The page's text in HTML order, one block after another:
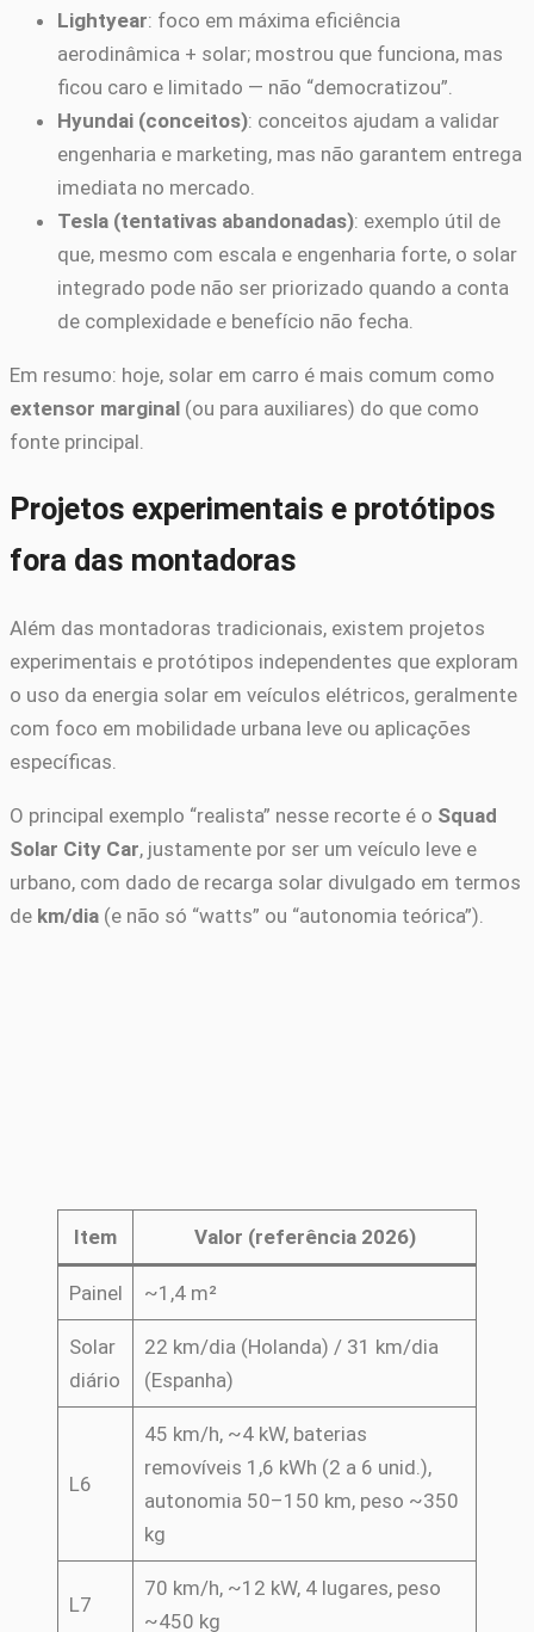
Lightyear: foco em máxima eficiência
aerodinâmica + solar; mostrou que funciona, mas
ficou caro e limitado — não “democratizou”.
Hyundai (conceitos): conceitos ajudam a validar
engenharia e marketing, mas não garantem entrega
imediata no mercado.
Tesla (tentativas abandonadas): exemplo útil de
que, mesmo com escala e engenharia forte, o solar
integrado pode não ser priorizado quando a conta
de complexidade e benefício não fecha.
Em resumo: hoje, solar em carro é mais comum como
extensor marginal (ou para auxiliares) do que como
fonte principal.
Projetos experimentais e protótipos
fora das montadoras
Além das montadoras tradicionais, existem projetos
experimentais e protótipos independentes que exploram
o uso da energia solar em veículos elétricos, geralmente
com foco em mobilidade urbana leve ou aplicações
específicas.
O principal exemplo “realista” nesse recorte é o Squad
Solar City Car, justamente por ser um veículo leve e
urbano, com dado de recarga solar divulgado em termos
de km/dia (e não só “watts” ou “autonomia teórica”).
Item Valor (referência 2026)
Painel ~1,4 m²
Solar
diário
22 km/dia (Holanda) / 31 km/dia
(Espanha)
L6
45 km/h, ~4 kW, baterias
removíveis 1,6 kWh (2 a 6 unid.),
autonomia 50–150 km, peso ~350
kg
L7
70 km/h, ~12 kW, 4 lugares, peso
~450 kg